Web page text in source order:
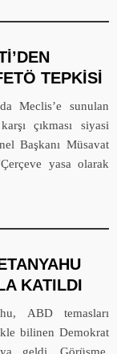
TEPKISI
Meclis’e sunulan
çıkması siyasi
Başkanı Müsavat
yasa olarak
KATILDI
ABD temasları
bilinen Demokrat
geldi. Görüşme,